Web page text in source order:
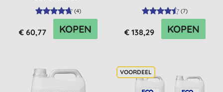
(4)
€ 60,77 KOPEN
(7)
€ 138,29 KOPEN